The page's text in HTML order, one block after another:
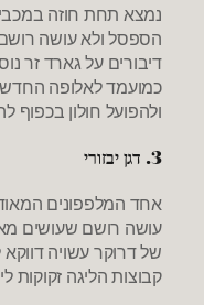
נמצא תחת חוזה
הספסל ולא עושה
דיבורים על גארד זר
כמועמד לאלופה
ולהפועל חולון
3. דגן יבזורי
אחד המלפפונים
עושה רושם שעושים
של דרוקר עשויה
קבוצות הליגה זקוקות